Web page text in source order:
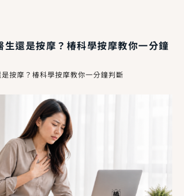
生還是按摩？椿科學按摩教你一分鐘
按摩？椿科學按摩教你一分鐘判斷